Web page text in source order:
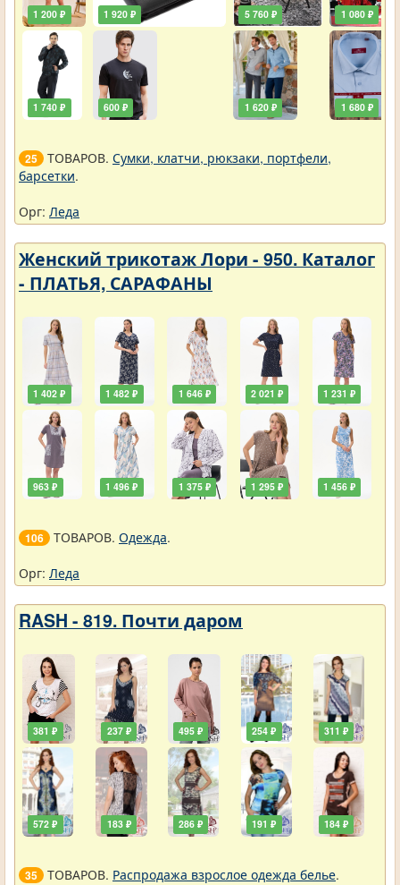
1 200 ₽
1 740 ₽
1 920 ₽
600 ₽
5 760 ₽
1 620 ₽
1 080 ₽
1 680 ₽
25 ТОВАРОВ. Сумки, клатчи, рюкзаки, портфели,
барсетки.
Орг: Леда
Женский трикотаж Лори - 950. Каталог
- ПЛАТЬЯ, САРАФАНЫ
1 402 ₽
963 ₽
1 482 ₽
1 496 ₽
1 646 ₽
1 375 ₽
2 021 ₽
1 295 ₽
1 231 ₽
1 456 ₽
106 ТОВАРОВ. Одежда.
Орг: Леда
RASH - 819. Почти даром
381 ₽
572 ₽
237 ₽
183 ₽
495 ₽
286 ₽
254 ₽
191 ₽
311 ₽
184 ₽
35 ТОВАРОВ. Распродажа взрослое одежда белье.